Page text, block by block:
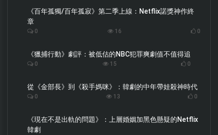
《百年孤獨/百年孤寂》第二季上線：Netflix諾獎神作終
章
0 16 0
《獵捕行動》劇評：被低估的NBC犯罪爽劇值不值得追
0 15 0
從《金部長》到《殺手媽咪》：韓劇的中年帶娃殺神時代
0 13 0
《現在不是出軌的問題》：上層婚姻加黑色懸疑的Netflix
韓劇